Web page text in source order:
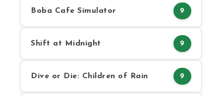
Boba Cafe Simulator 9
Shift at Midnight 9
Dive or Die: Children of Rain 9